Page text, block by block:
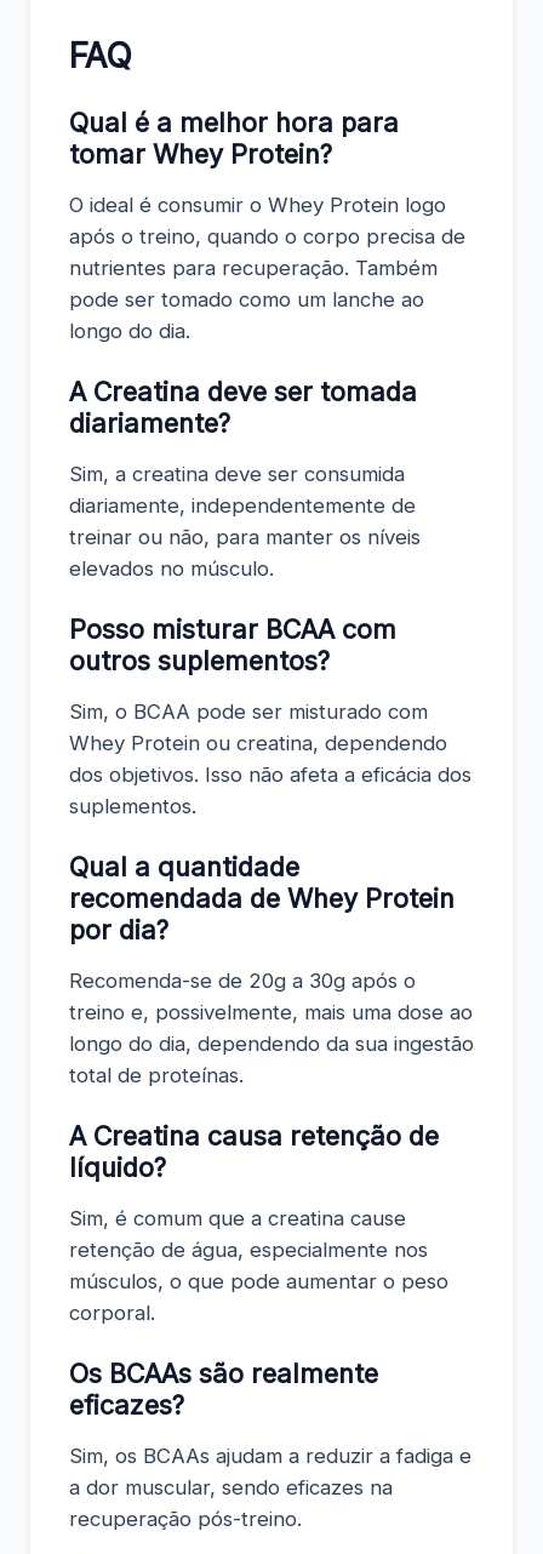
FAQ
Qual é a melhor hora para
tomar Whey Protein?
O ideal é consumir o Whey Protein logo
após o treino, quando o corpo precisa de
nutrientes para recuperação. Também
pode ser tomado como um lanche ao
longo do dia.
A Creatina deve ser tomada
diariamente?
Sim, a creatina deve ser consumida
diariamente, independentemente de
treinar ou não, para manter os níveis
elevados no músculo.
Posso misturar BCAA com
outros suplementos?
Sim, o BCAA pode ser misturado com
Whey Protein ou creatina, dependendo
dos objetivos. Isso não afeta a eficácia dos
suplementos.
Qual a quantidade
recomendada de Whey Protein
por dia?
Recomenda-se de 20g a 30g após o
treino e, possivelmente, mais uma dose ao
longo do dia, dependendo da sua ingestão
total de proteínas.
A Creatina causa retenção de
líquido?
Sim, é comum que a creatina cause
retenção de água, especialmente nos
músculos, o que pode aumentar o peso
corporal.
Os BCAAs são realmente
eficazes?
Sim, os BCAAs ajudam a reduzir a fadiga e
a dor muscular, sendo eficazes na
recuperação pós-treino.